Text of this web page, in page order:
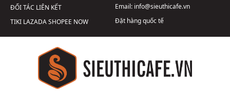
ĐỐI TÁC LIÊN KẾT
TIKI LAZADASHOPEE NOW
Email: info@sieuthicafe.vn
Đặt hàng quốc tế